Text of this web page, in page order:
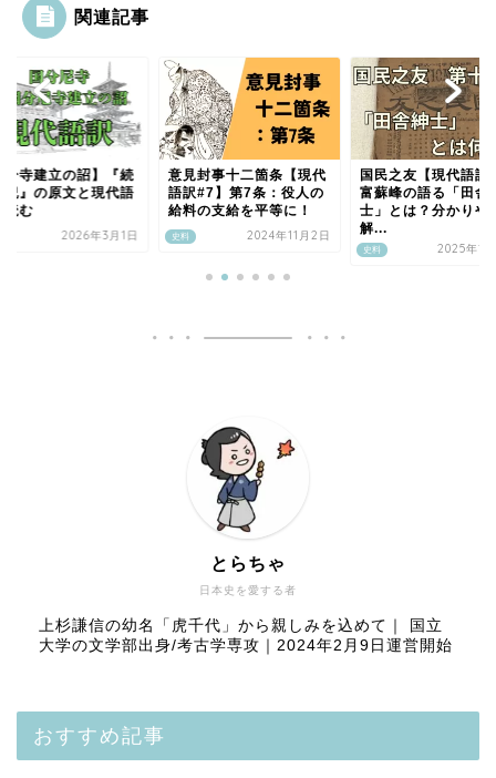
関連記事
分寺建立の詔】『続
紀』の原文と現代語
読む
2026年3月1日 史料
意見封事十二箇条【現代
語訳#7】第7条：役人の
給料の支給を平等に！
2024年11月2日
史料
国民之友【現代語訳
富蘇峰の語る「田舎
士」とは？分かりや
解...
2025年1
日本史を愛する者
とらちゃ
上杉謙信の幼名「虎千代」から親しみを込めて｜ 国立
大学の文学部出身/考古学専攻｜2024年2月9日運営開始
おすすめ記事